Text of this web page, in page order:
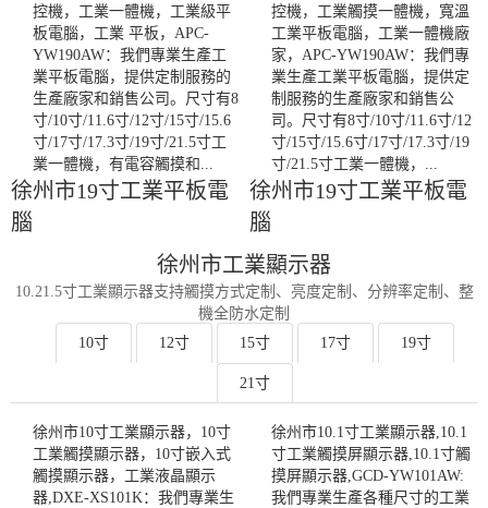
控機，工業一體機，工業級平
板電腦，工業 平板，APC-
YW190AW：我們專業生產工
業平板電腦，提供定制服務的
生產廠家和銷售公司。尺寸有8
寸/10寸/11.6寸/12寸/15寸/15.6
寸/17寸/17.3寸/19寸/21.5寸工
業一體機，有電容觸摸和...
徐州市19寸工業平板電
腦
控機，工業觸摸一體機，寬溫
工業平板電腦，工業一體機廠
家，APC-YW190AW：我們專
業生產工業平板電腦，提供定
制服務的生產廠家和銷售公
司。尺寸有8寸/10寸/11.6寸/12
寸/15寸/15.6寸/17寸/17.3寸/19
寸/21.5寸工業一體機，...
徐州市19寸工業平板電
腦
徐州市工業顯示器
10.21.5寸工業顯示器支持觸摸方式定制、亮度定制、分辨率定制、整
機全防水定制
10寸
12寸 15寸 17寸 19寸
21寸
徐州市10寸工業顯示器，10寸
工業觸摸顯示器，10寸嵌入式
觸摸顯示器，工業液晶顯示
器,DXE-XS101K：我們專業生
徐州市10.1寸工業顯示器,10.1
寸工業觸摸屏顯示器,10.1寸觸
摸屏顯示器,GCD-YW101AW:
我們專業生產各種尺寸的工業